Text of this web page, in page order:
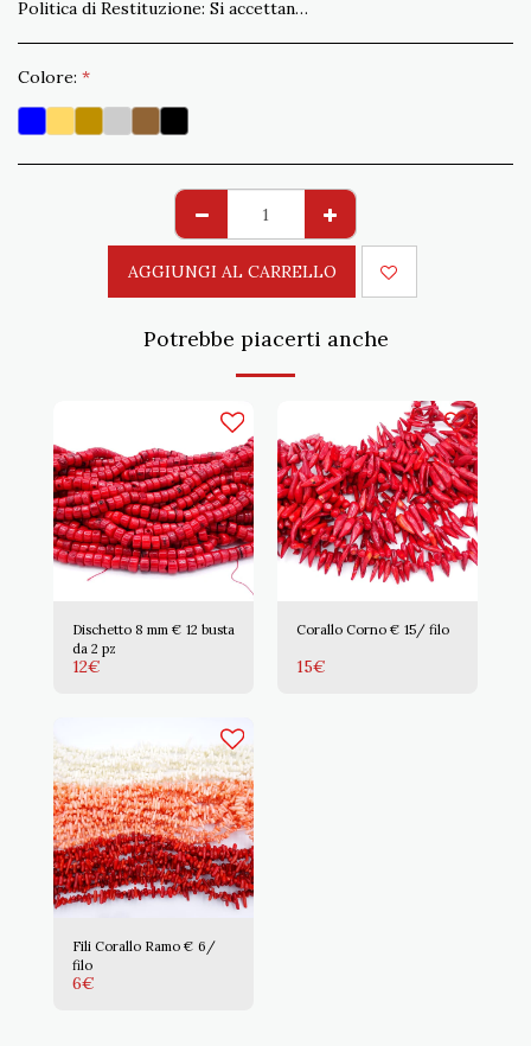
Politica di Restituzione: Si accettano resi non conformi all&#039;ordine entro 15 gg. Spedizione a carico del Cliente
Colore: *
AGGIUNGI AL CARRELLO
Potrebbe piacerti anche
Dischetto 8 mm € 12 busta
da 2 pz
12€
Corallo Corno € 15/ filo
15€
Fili Corallo Ramo € 6/
filo
6€